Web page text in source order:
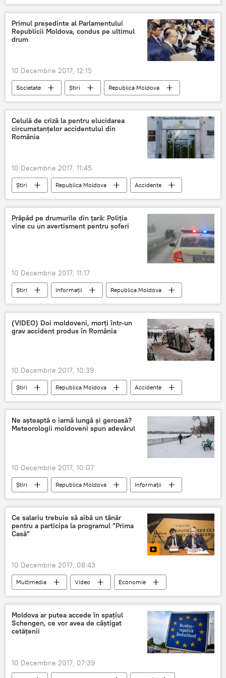
Societate Chișinău
Silvia Radu
apartamente
apartamente ieftine
locuințe sociale
Primul președinte al Parlamentului
Republicii Moldova, condus pe ultimul
drum
10 Decembrie 2017, 12:15
Societate Știri
Republica Moldova
Legislativ
funeralii
ultimul drum
Palatul Republicii
Celulă de criză la pentru elucidarea
circumstanţelor accidentului din
România
10 Decembrie 2017, 11:45
Știri Republica Moldova
Accidente
Societate
România
microbuz
accident
Guvern
Filip
Republica Cehă
Prăpăd pe drumurile din ţară: Poliţia
vine cu un avertisment pentru şoferi
10 Decembrie 2017, 11:17
Știri Informații
Republica Moldova
Meteo
meteo
INP
drumuri
carosabil
ninsoare
lapovita
zapada prapad
(VIDEO) Doi moldoveni, morţi într-un
grav accident produs în România
10 Decembrie 2017, 10:39
Știri Republica Moldova
Accidente
Societate
Ne aşteaptă o iarnă lungă şi geroasă?
Meteorologii moldoveni spun adevărul
10 Decembrie 2017, 10:07
Știri Republica Moldova
Informații
Meteo
frig
temperaturi
Serviciul Hidrometeorologic de Stat
prognoza
Lidia Treșcilo
Ce salariu trebuie să aibă un tânăr
pentru a participa la programul ”Prima
Casă”
10 Decembrie 2017, 08:43
Multimedia Video
Economie
Societate
Știri
Republica Moldova
Corneliu Padnevici
Iurii Cicibaba
bani
programul prima casa
Moldova ar putea accede în spaţiul
Schengen, ce vor avea de câştigat
cetăţenii
10 Decembrie 2017, 07:39